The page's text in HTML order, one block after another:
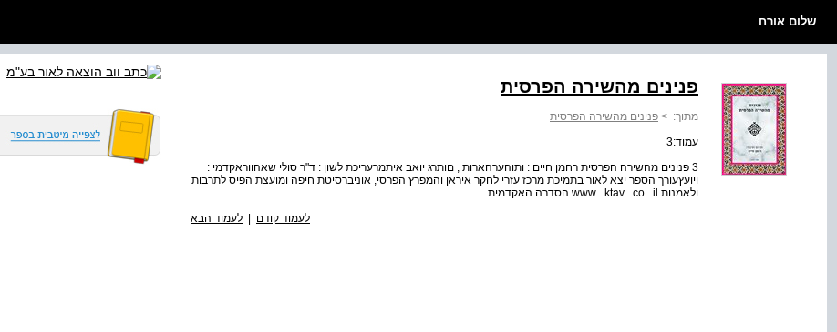
שלום אורח
פנינים מהשירה הפרסית
מתוך: > פנינים מהשירה הפרסית
עמוד:3
3 פנינים מהשירה הפרסית רחמן חיים : ותוהערהארות , םותרג יואב איתמרעריכת לשון : ד"ר סולי שאהווראקדמי :
ויועץעורך הספר יצא לאור בתמיכת מרכז עזרי לחקר איראן והמפרץ הפרסי, אוניברסיטת חיפה ומועצת הפיס לתרבות
ולאמנות www . ktav . co . il הסדרה האקדמית
לעמוד קודם | לעמוד הבא